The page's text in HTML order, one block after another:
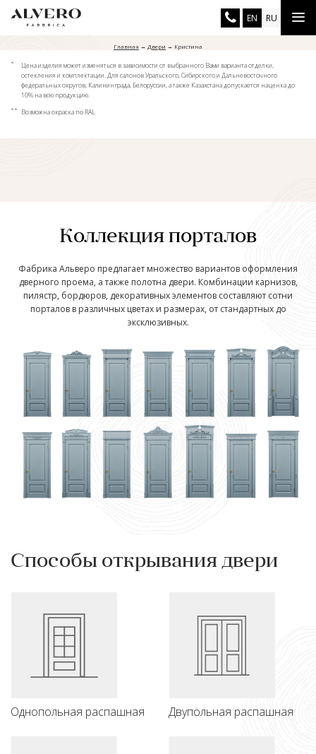
Перейти
EN RU
Главная → Двери → Кристина
Кристина
Материал двери: массив дуба
*
Цена изделия может изменяться в зависимости от выбранного Вами варианта отделки,
остекления и комплектации. Для салонов Уральского, Сибирского и Дальневосточного
федеральных округов, Калининграда, Белоруссии, а также Казахстана допускается наценка до
10% на всю продукцию.
** Возможна окраска по RAL
Коллекция порталов
Фабрика Альверо предлагает множество вариантов оформления
дверного проема, а также полотна двери. Комбинации карнизов,
пилястр, бордюров, декоративных элементов составляют сотни
порталов в различных цветах и размерах, от стандартных до
эксклюзивных.
Способы открывания двери
Однопольная распашная Двупольная распашная